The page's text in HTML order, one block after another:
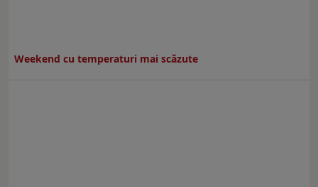
Weekend cu temperaturi mai scăzute